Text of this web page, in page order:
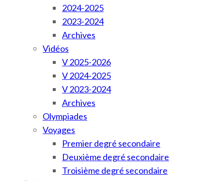
2024-2025
2023-2024
Archives
Vidéos
V 2025-2026
V 2024-2025
V 2023-2024
Archives
Olympiades
Voyages
Premier degré secondaire
Deuxième degré secondaire
Troisième degré secondaire